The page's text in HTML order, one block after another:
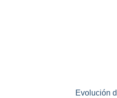
Evolución